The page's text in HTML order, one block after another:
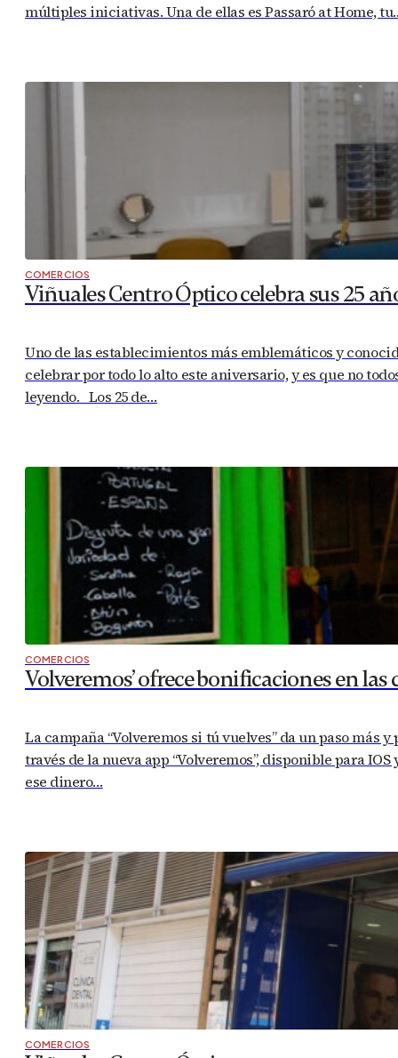
múltiples iniciativas. Una de ellas es Passaró at Home,
COMERCIOS
Viñuales Centro Óptico celebra sus 25
Uno de las establecimientos más emblemáticos y
celebrar por todo lo alto este aniversario, y es que no
leyendo. Los 25 de…
COMERCIOS
Volveremos’ ofrece bonificaciones en
La campaña “Volveremos si tú vuelves” da un paso
través de la nueva app “Volveremos”, disponible para
ese dinero…
COMERCIOS